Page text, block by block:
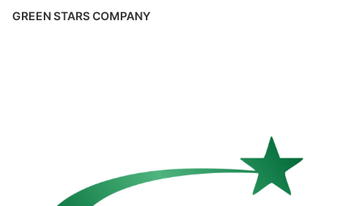
GREEN STARS COMPANY